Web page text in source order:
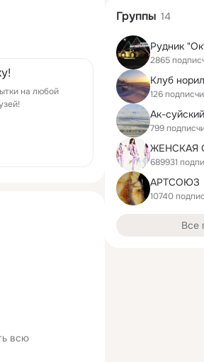
на любой
всю
Группы 14
Рудник
2865
Клуб
126
Ак-
799
689931
АРТСОЮЗ
10740
Все